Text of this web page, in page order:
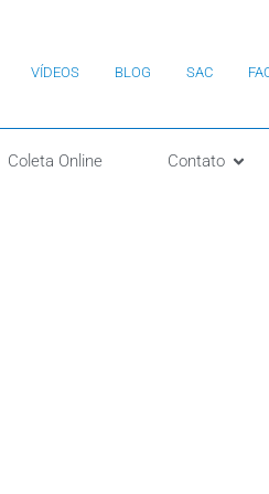
VÍDEOS BLOG SAC
Coleta Online Contato